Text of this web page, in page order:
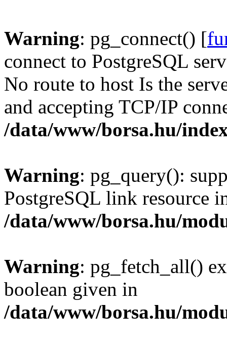
Warning: pg_connect() [
connect to PostgreSQL
No route to host Is the
and accepting TCP/IP
/data/www/borsa.hu/
Warning: pg_query():
PostgreSQL link resource
/data/www/borsa.hu/
Warning: pg_fetch_all()
boolean given in
/data/www/borsa.hu/